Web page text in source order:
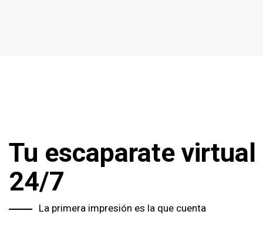
Tu escaparate virtual
24/7
La primera impresión es la que cuenta